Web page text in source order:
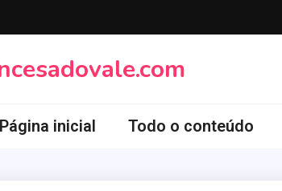
Página inicial Todo o conteúdo